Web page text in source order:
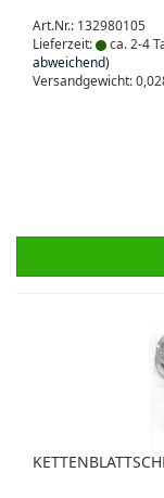
Art.Nr.: 132980105
Lieferzeit:
ca. 2-4
abweichend)
Versandgewicht: